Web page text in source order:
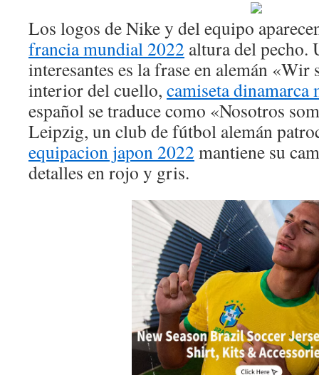
Los logos de Nike y del equipo
francia mundial 2022 altura del pecho.
interesantes es la frase en alemán
interior del cuello, camiseta dinamarca
español se traduce como «Nosotros
Leipzig, un club de fútbol alemán
equipacion japon 2022 mantiene su
detalles en rojo y gris.